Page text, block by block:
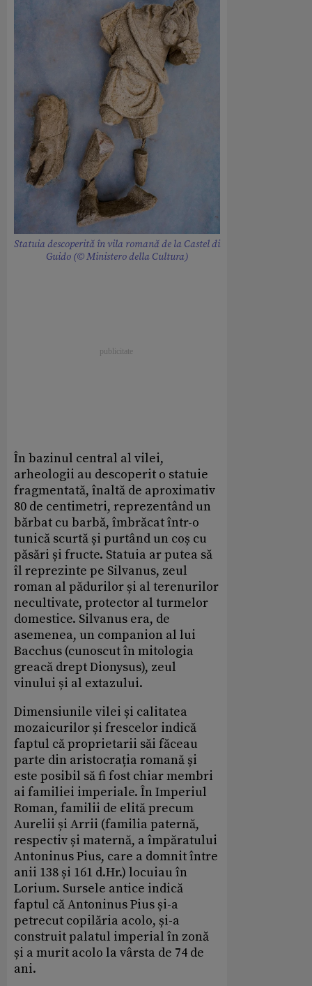
Statuia descoperită în vila romană de la Castel di
Guido (© Ministero della Cultura)
În bazinul central al vilei,
arheologii au descoperit o statuie
fragmentată, înaltă de aproximativ
80 de centimetri, reprezentând un
bărbat cu barbă, îmbrăcat într-o
tunică scurtă și purtând un coș cu
păsări și fructe. Statuia ar putea să
îl reprezinte pe Silvanus, zeul
roman al pădurilor și al terenurilor
necultivate, protector al turmelor
domestice. Silvanus era, de
asemenea, un companion al lui
Bacchus (cunoscut în mitologia
greacă drept Dionysus), zeul
vinului și al extazului.
Dimensiunile vilei și calitatea
mozaicurilor și frescelor indică
faptul că proprietarii săi făceau
parte din aristocrația romană și
este posibil să fi fost chiar membri
ai familiei imperiale. În Imperiul
Roman, familii de elită precum
Aurelii și Arrii (familia paternă,
respectiv și maternă, a împăratului
Antoninus Pius, care a domnit între
anii 138 și 161 d.Hr.) locuiau în
Lorium. Sursele antice indică
faptul că Antoninus Pius și-a
petrecut copilăria acolo, și-a
construit palatul imperial în zonă
și a murit acolo la vârsta de 74 de
ani.